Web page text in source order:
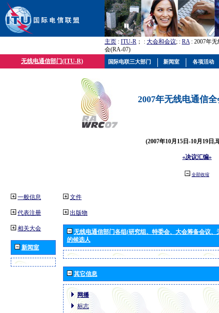
主页 : ITU-R ； : 大会和会议; : RA: 2007年
会(RA-07)
无线电通信部门(ITU-R)
2007年无线电通信
(2007年10月15日-10月19日,
«决议汇编»
全部收缩
一般信息
代表注册
相关大会
新闻室
文件
出版物
无线电通信部门各组(研究组、特委会、大会筹备会议
的候选人
其它信息
网播
标志
国际电联三大部门 新闻室 各项活动